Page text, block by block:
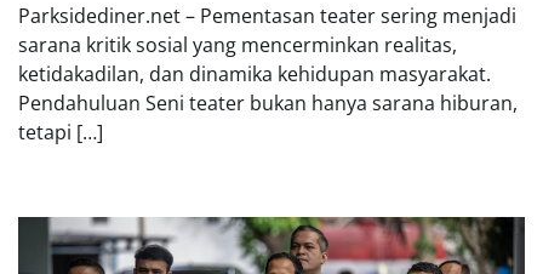
Parksidediner.net – Pementasan teater sering menjadi
sarana kritik sosial yang mencerminkan realitas,
ketidakadilan, dan dinamika kehidupan masyarakat.
Pendahuluan Seni teater bukan hanya sarana hiburan,
tetapi […]